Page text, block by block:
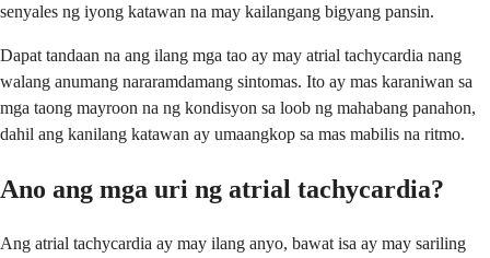
senyales ng iyong katawan na may kailangang bigyang pansin.
Dapat tandaan na ang ilang mga tao ay may atrial tachycardia nang
walang anumang nararamdamang sintomas. Ito ay mas karaniwan sa
mga taong mayroon na ng kondisyon sa loob ng mahabang panahon,
dahil ang kanilang katawan ay umaangkop sa mas mabilis na ritmo.
Ano ang mga uri ng atrial tachycardia?
Ang atrial tachycardia ay may ilang anyo, bawat isa ay may sariling